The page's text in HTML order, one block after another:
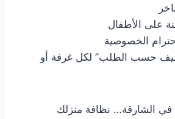
على الأطفال
الخصوصية
حسب الطلب” لكل غرفة أو
في الشارقة… نظافة منزلك